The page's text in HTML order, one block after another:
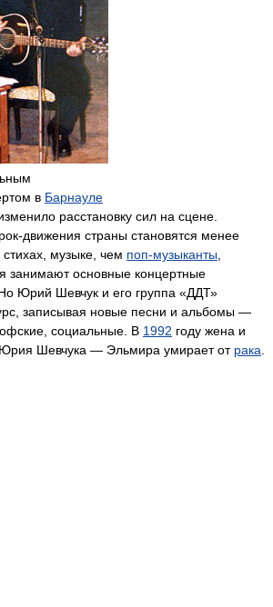
в Барнауле
расстановку сил на сцене.
движения страны становятся менее
музыке, чем поп-музыканты,
занимают основные концертные
Юрий Шевчук и его группа «ДДТ»
записывая новые песни и альбомы —
социальные. В 1992 году жена и
Юрия Шевчука — Эльмира умирает от рака.